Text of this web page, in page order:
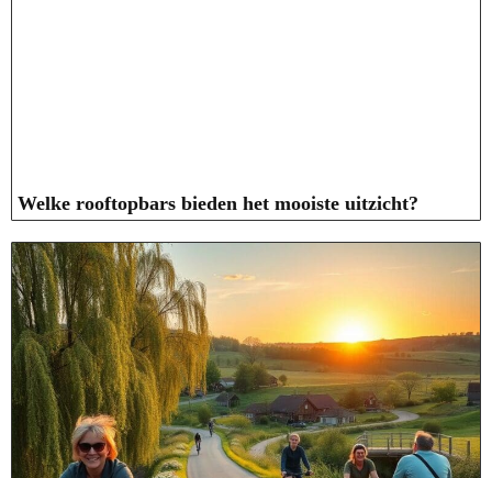
Welke rooftopbars bieden het mooiste uitzicht?